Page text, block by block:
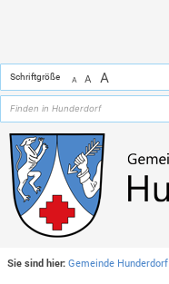
Schriftgröße A A A
Sie sind hier: Gemeinde Hunderdorf